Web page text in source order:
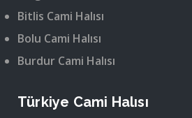
Bitlis Cami Halısı
Bolu Cami Halısı
Burdur Cami Halısı
Türkiye Cami Halısı